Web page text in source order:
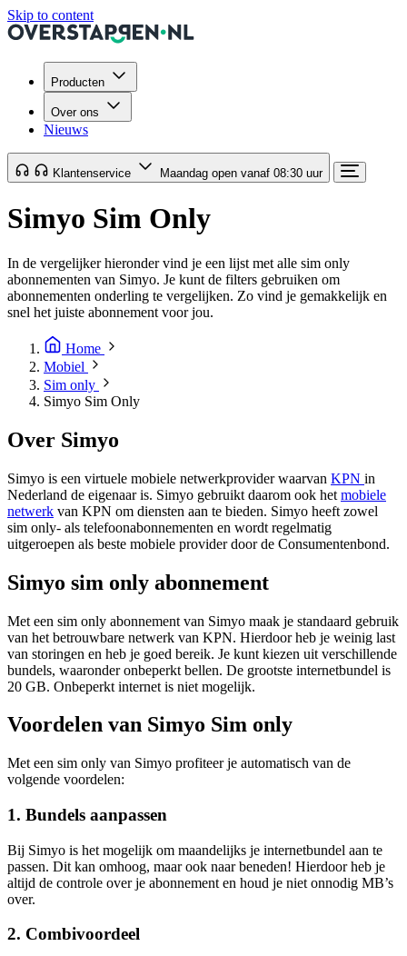
Skip to content
Producten
Over ons
Nieuws
Klantenservice Maandag open vanaf 08:30 uur
Simyo Sim Only
In de vergelijker hieronder vind je een lijst met alle sim only
abonnementen van Simyo. Je kunt de filters gebruiken om
abonnementen onderling te vergelijken. Zo vind je gemakkelijk en
snel het juiste abonnement voor jou.
Home
Mobiel
Sim only
Simyo Sim Only
Over Simyo
Simyo is een virtuele mobiele netwerkprovider waarvan KPN in
Nederland de eigenaar is. Simyo gebruikt daarom ook het mobiele
netwerk van KPN om diensten aan te bieden. Simyo heeft zowel
sim only- als telefoonabonnementen en wordt regelmatig
uitgeroepen als beste mobiele provider door de Consumentenbond.
Simyo sim only abonnement
Met een sim only abonnement van Simyo maak je standaard gebruik
van het betrouwbare netwerk van KPN. Hierdoor heb je weinig last
van storingen en heb je goed bereik. Je kunt kiezen uit verschillende
bundels, waaronder onbeperkt bellen. De grootste internetbundel is
20 GB. Onbeperkt internet is niet mogelijk.
Voordelen van Simyo Sim only
Met een sim only van Simyo profiteer je automatisch van de
volgende voordelen:
1. Bundels aanpassen
Bij Simyo is het mogelijk om maandelijks je internetbundel aan te
passen. Dit kan omhoog, maar ook naar beneden! Hierdoor heb je
altijd de controle over je abonnement en houd je niet onnodig MB’s
over.
2. Combivoordeel